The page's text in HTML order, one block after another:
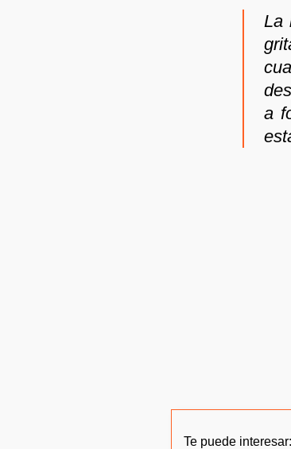
La
a
Te puede interesar: